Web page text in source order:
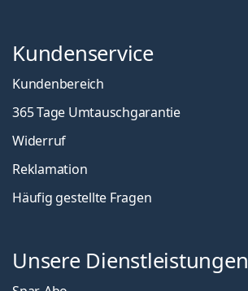
Kundenservice
Kundenbereich
365 Tage Umtauschgarantie
Widerruf
Reklamation
Häufig gestellte Fragen
Unsere Dienstleistungen